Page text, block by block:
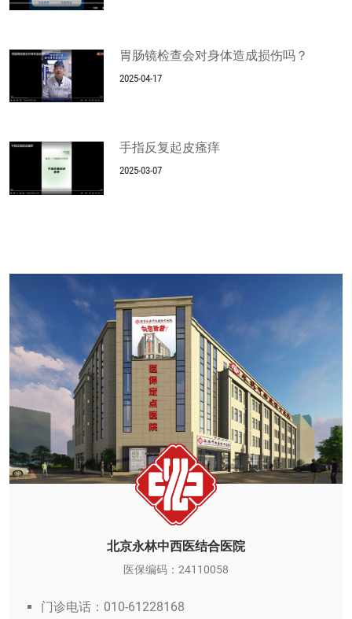
胃肠镜检查会对身体造成损伤吗？
2025-04-17
手指反复起皮瘙痒
2025-03-07
北京永林中西医结合医院
医保编码：24110058
门诊电话：010-61228168